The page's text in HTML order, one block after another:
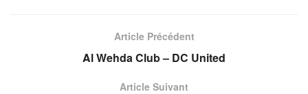
Article Précédent
Al Wehda Club – DC United
Article Suivant